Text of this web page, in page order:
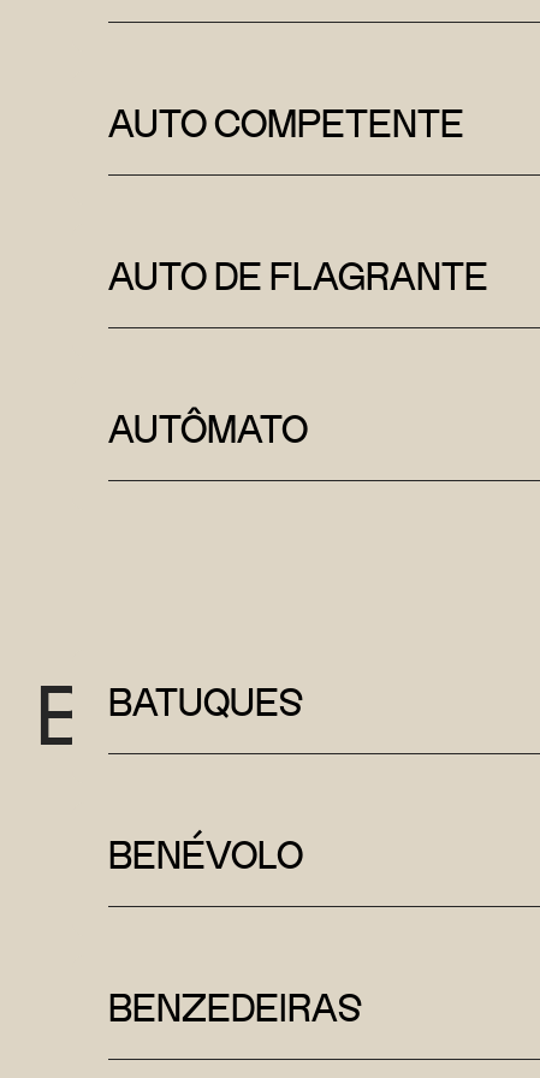
AUTO COMPETENTE
AUTO DE FLAGRANTE
AUTÔMATO
B BATUQUES
BENÉVOLO
BENZEDEIRAS